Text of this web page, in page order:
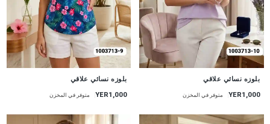
بلوزه نسائي علاقي
YER1,000 متوفر في المخزن
جديد
بلوزه نسائي علاقي
YER1,000 متوفر في المخزن